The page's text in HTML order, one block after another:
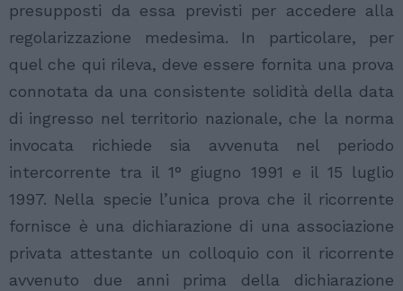
presupposti da essa previsti per accedere alla
regolarizzazione medesima. In particolare, per
quel che qui rileva, deve essere fornita una prova
connotata da una consistente solidità della data
di ingresso nel territorio nazionale, che la norma
invocata richiede sia avvenuta nel periodo
intercorrente tra il 1° giugno 1991 e il 15 luglio
1997. Nella specie l’unica prova che il ricorrente
fornisce è una dichiarazione di una associazione
privata attestante un colloquio con il ricorrente
avvenuto due anni prima della dichiarazione